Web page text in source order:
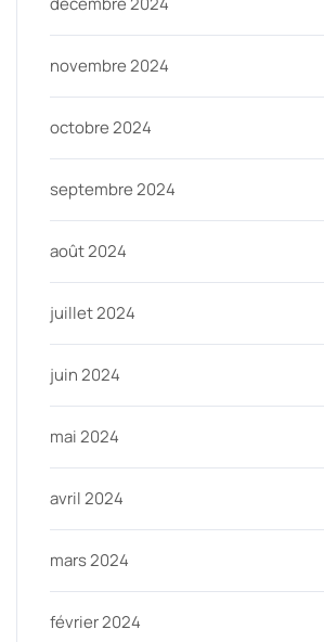
novembre 2024
octobre 2024
septembre 2024
août 2024
juillet 2024
juin 2024
mai 2024
avril 2024
mars 2024
février 2024